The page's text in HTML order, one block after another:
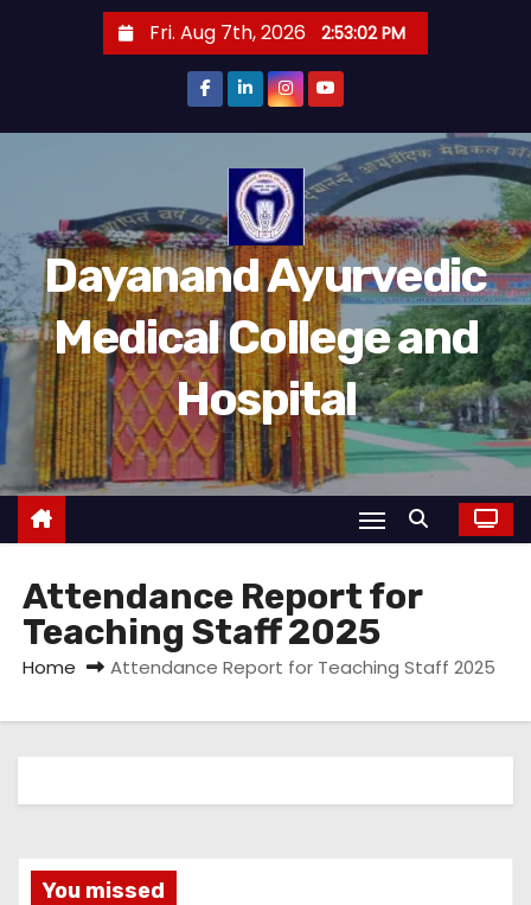
o
n
t
e
n
Fri. Aug 7th, 2026 2:53:02 PM
Dayanand Ayurvedic
Medical College and
Hospital
Attendance Report for
Teaching Staff 2025
Home Attendance Report for Teaching Staff 2025
You missed